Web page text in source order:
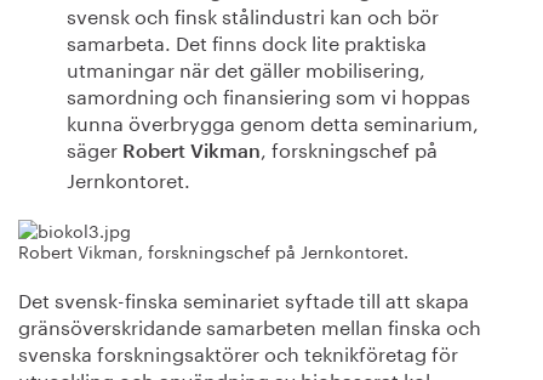
svensk och finsk stålindustri kan och bör
samarbeta. Det finns dock lite praktiska
utmaningar när det gäller mobilisering,
samordning och finansiering som vi hoppas
kunna överbrygga genom detta seminarium,
säger Robert Vikman
, forskningschef på
Jernkontoret.
Robert Vikman, forskningschef på Jernkontoret.
Det svensk-finska seminariet syftade till att skapa
gränsöverskridande samarbeten mellan finska och
svenska forskningsaktörer och teknikföretag för